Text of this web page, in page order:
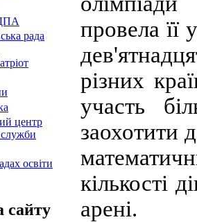
рада
центр
служби
освіти
сайту
провела її
різних
участь
заохотити
кількості
арені.